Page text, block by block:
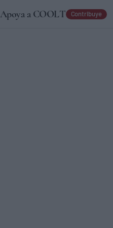
Apoya a COOLT Contribuye